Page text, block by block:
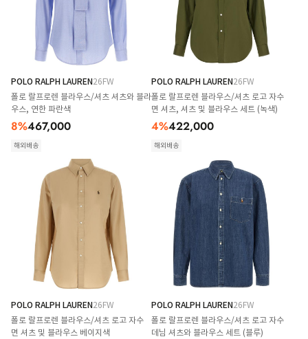
POLO RALPH LAUREN26FW
폴로 랄프로렌 블라우스/셔츠 셔츠와 블라
우스, 연한 파란색
8%467,000
해외배송
POLO RALPH LAUREN26FW
폴로 랄프로렌 블라우스/셔츠 로고 자수
면 셔츠, 셔츠 및 블라우스 세트 (녹색)
4%422,000
해외배송
POLO RALPH LAUREN26FW
폴로 랄프로렌 블라우스/셔츠 로고 자수
면 셔츠 및 블라우스 베이지색
POLO RALPH LAUREN26FW
폴로 랄프로렌 블라우스/셔츠 로고 자수
데님 셔츠와 블라우스 세트 (블루)